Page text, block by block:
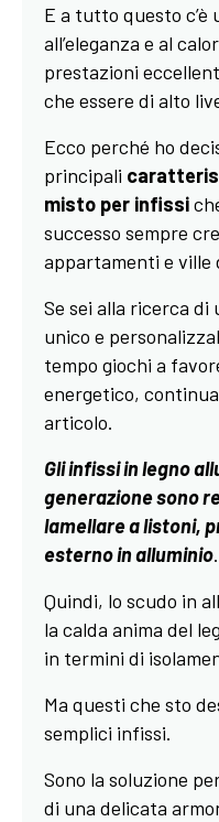
E a tutto questo c’è
all’eleganza e al
prestazioni
che essere di alto
Ecco perché ho
principali
misto per infissi
successo sempre
appartamenti e ville
Se sei alla ricerca di
unico e
tempo giochi a
energetico,
articolo.
Gli infissi in legno
generazione sono
lamellare a listoni,
esterno in alluminio.
Quindi, lo scudo in
la calda anima del
in termini di
Ma questi che sto
semplici infissi.
Sono la soluzione
di una delicata